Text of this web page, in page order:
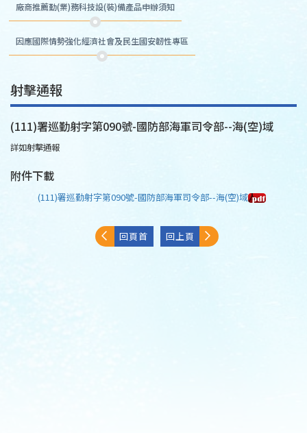
廠商推薦勤(業)務科技設(裝)備產品申辦須知
因應國際情勢強化經濟社會及民生國安韌性專區
射擊通報
(111)署巡勤射字第090號-國防部海軍司令部--海(空)域
詳如射擊通報
附件下載
(111)署巡勤射字第090號-國防部海軍司令部--海(空)域
回頁首 回上頁